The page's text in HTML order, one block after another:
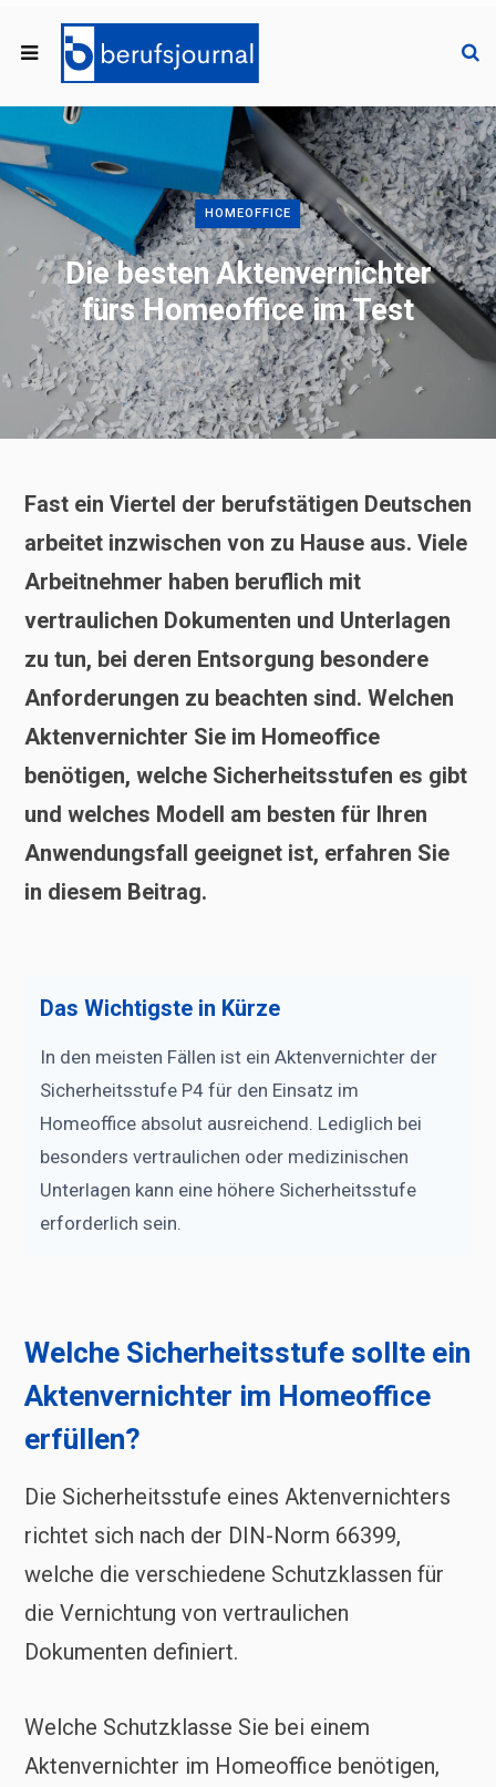
HOMEOFFICE
Die besten Aktenvernichter
fürs Homeoffice im Test
Fast ein Viertel der berufstätigen Deutschen
arbeitet inzwischen von zu Hause aus. Viele
Arbeitnehmer haben beruflich mit
vertraulichen Dokumenten und Unterlagen
zu tun, bei deren Entsorgung besondere
Anforderungen zu beachten sind. Welchen
Aktenvernichter Sie im Homeoffice
benötigen, welche Sicherheitsstufen es gibt
und welches Modell am besten für Ihren
Anwendungsfall geeignet ist, erfahren Sie
in diesem Beitrag.
Das Wichtigste in Kürze
In den meisten Fällen ist ein Aktenvernichter der
Sicherheitsstufe P4 für den Einsatz im
Homeoffice absolut ausreichend. Lediglich bei
besonders vertraulichen oder medizinischen
Unterlagen kann eine höhere Sicherheitsstufe
erforderlich sein.
Welche Sicherheitsstufe sollte ein
Aktenvernichter im Homeoffice
erfüllen?
Die Sicherheitsstufe eines Aktenvernichters
richtet sich nach der DIN-Norm 66399,
welche die verschiedene Schutzklassen für
die Vernichtung von vertraulichen
Dokumenten definiert.
Welche Schutzklasse Sie bei einem
Aktenvernichter im Homeoffice benötigen,